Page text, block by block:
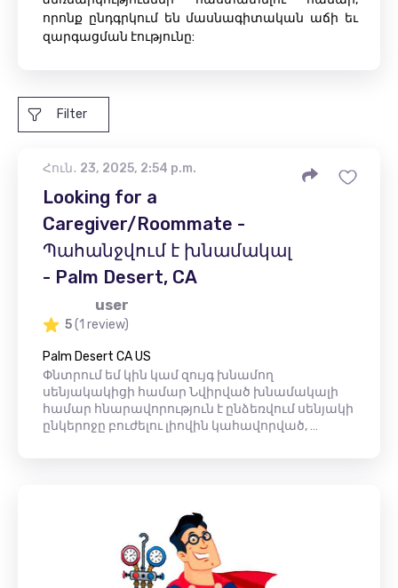
որոնք ընդգրկում են մասնագիտական ​​աճի եւ
զարգացման էությունը:
Filter
Հուն․ 23, 2025, 2:54 p.m.
Looking for a
Caregiver/Roommate -
Պահանջվում է խնամակալ
- Palm Desert, CA
user
5(1 review)
Palm Desert CA US
Փնտրում եմ կին կամ զույգ խնամող
սենյակակիցի համար Նվիրված խնամակալի
համար հնարավորություն է ընձեռվում սենյակի
ընկերոջը բուժելու լիովին կահավորված, …